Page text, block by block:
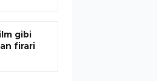
gibi
firari